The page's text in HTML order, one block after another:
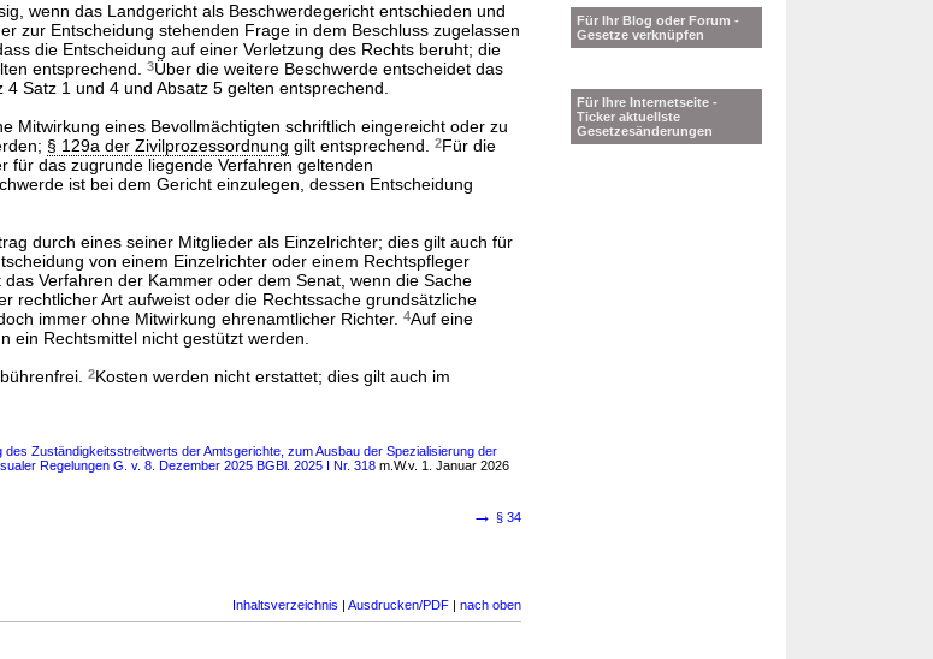
wenn das Landgericht als Beschwerdegericht entschieden und
zur Entscheidung stehenden Frage in dem Beschluss zugelassen
die Entscheidung auf einer Verletzung des Rechts beruht; die
entsprechend. 3Über die weitere Beschwerde entscheidet das
4 Satz 1 und 4 und Absatz 5 gelten entsprechend.
Mitwirkung eines Bevollmächtigten schriftlich eingereicht oder zu
§ 129a der Zivilprozessordnung gilt entsprechend. 2Für die
für das zugrunde liegende Verfahren geltenden
ist bei dem Gericht einzulegen, dessen Entscheidung
durch eines seiner Mitglieder als Einzelrichter; dies gilt auch für
von einem Einzelrichter oder einem Rechtspfleger
Verfahren der Kammer oder dem Senat, wenn die Sache
rechtlicher Art aufweist oder die Rechtssache grundsätzliche
immer ohne Mitwirkung ehrenamtlicher Richter. 4Auf eine
ein Rechtsmittel nicht gestützt werden.
2Kosten werden nicht erstattet; dies gilt auch im
Zuständigkeitsstreitwerts der Amtsgerichte, zum Ausbau der Spezialisierung der
Regelungen G. v. 8. Dezember 2025 BGBl. 2025 I Nr. 318 m.W.v. 1. Januar 2026
→ § 34
Inhaltsverzeichnis | Ausdrucken/PDF | nach oben
Für Ihr Blog oder Forum -
Gesetze verknüpfen
Für Ihre Internetseite -
Ticker aktuellste
Gesetzesänderungen